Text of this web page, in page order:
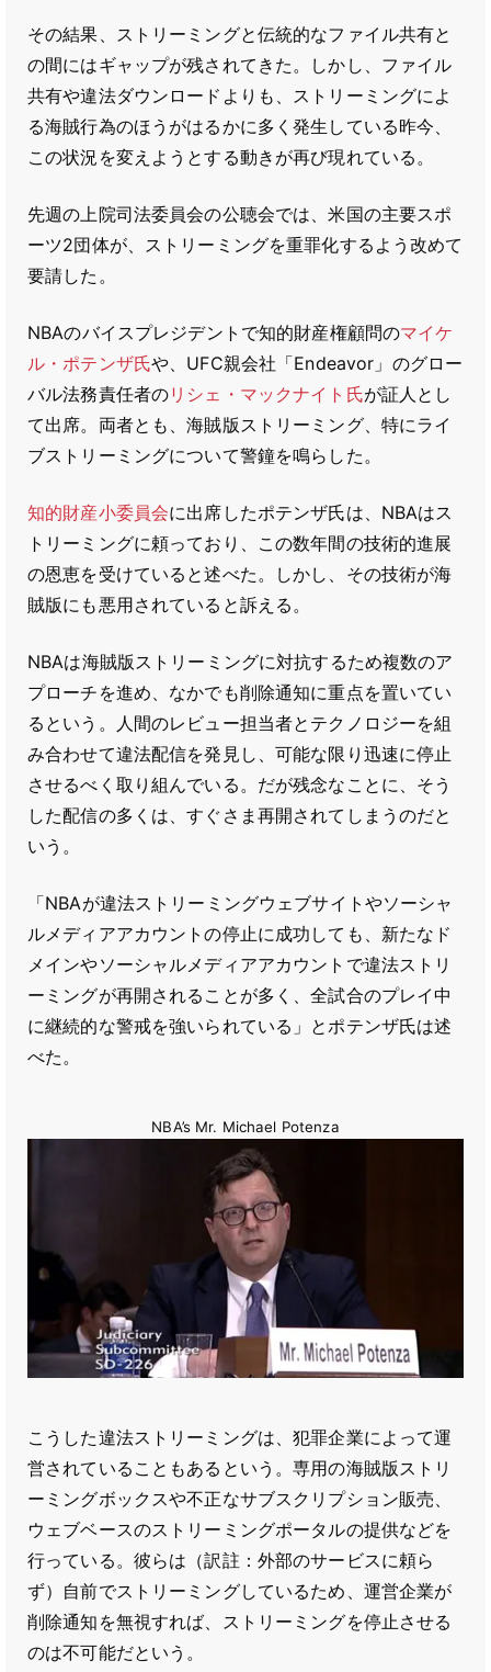
その結果、ストリーミングと伝統的なファイル共有と
の間にはギャップが残されてきた。しかし、ファイル
共有や違法ダウンロードよりも、ストリーミングによ
る海賊行為のほうがはるかに多く発生している昨今、
この状況を変えようとする動きが再び現れている。
先週の上院司法委員会の公聴会では、米国の主要スポ
ーツ2団体が、ストリーミングを重罪化するよう改めて
要請した。
NBAのバイスプレジデントで知的財産権顧問のマイケ
ル・ポテンザ氏や、UFC親会社「Endeavor」のグロー
バル法務責任者のリシェ・マックナイト氏が証人とし
て出席。両者とも、海賊版ストリーミング、特にライ
ブストリーミングについて警鐘を鳴らした。
知的財産小委員会に出席したポテンザ氏は、NBAはス
トリーミングに頼っており、この数年間の技術的進展
の恩恵を受けていると述べた。しかし、その技術が海
賊版にも悪用されていると訴える。
NBAは海賊版ストリーミングに対抗するため複数のア
プローチを進め、なかでも削除通知に重点を置いてい
るという。人間のレビュー担当者とテクノロジーを組
み合わせて違法配信を発見し、可能な限り迅速に停止
させるべく取り組んでいる。だが残念なことに、そう
した配信の多くは、すぐさま再開されてしまうのだと
いう。
「NBAが違法ストリーミングウェブサイトやソーシャ
ルメディアアカウントの停止に成功しても、新たなド
メインやソーシャルメディアアカウントで違法ストリ
ーミングが再開されることが多く、全試合のプレイ中
に継続的な警戒を強いられている」とポテンザ氏は述
べた。
NBA’s Mr. Michael Potenza
こうした違法ストリーミングは、犯罪企業によって運
営されていることもあるという。専用の海賊版ストリ
ーミングボックスや不正なサブスクリプション販売、
ウェブベースのストリーミングポータルの提供などを
行っている。彼らは（訳註：外部のサービスに頼ら
ず）自前でストリーミングしているため、運営企業が
削除通知を無視すれば、ストリーミングを停止させる
のは不可能だという。